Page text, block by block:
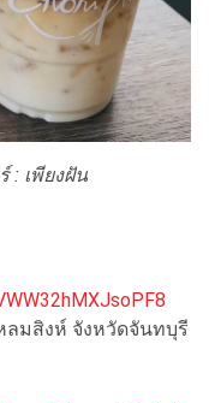
: เพียงฝัน
ลมสิงห์ จังหวัดจันทบุรี